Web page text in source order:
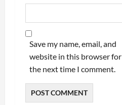
Save my name, email, and
website in this browser for
the next time I comment.